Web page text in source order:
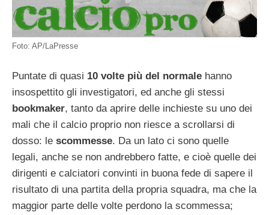
Foto: AP/LaPresse
Puntate di quasi 10 volte più del normale hanno
insospettito gli investigatori, ed anche gli stessi
bookmaker, tanto da aprire delle inchieste su uno dei
mali che il calcio proprio non riesce a scrollarsi di
dosso: le scommesse. Da un lato ci sono quelle
legali, anche se non andrebbero fatte, e cioè quelle dei
dirigenti e calciatori convinti in buona fede di sapere il
risultato di una partita della propria squadra, ma che la
maggior parte delle volte perdono la scommessa;